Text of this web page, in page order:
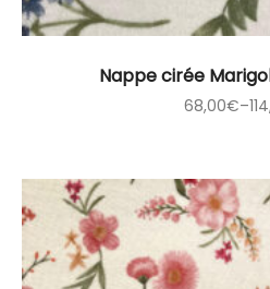
Nappe cirée
68,00€–